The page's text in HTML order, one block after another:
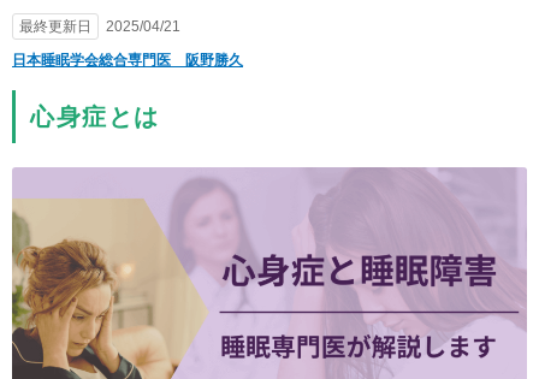
最終更新日
2025/04/21
日本睡眠学会総合専門医 阪野勝久
心身症とは